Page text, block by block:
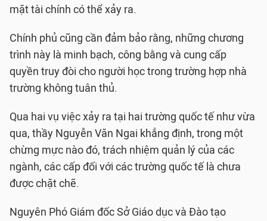
mặt tài chính có thể xảy ra.
Chính phủ cũng cần đảm bảo rằng, những chương
trình này là minh bạch, công bằng và cung cấp
quyền truy đòi cho người học trong trường hợp nhà
trường không tuân thủ.
Qua hai vụ việc xảy ra tại hai trường quốc tế như vừa
qua, thầy Nguyễn Văn Ngai khẳng định, trong một
chừng mực nào đó, trách nhiệm quản lý của các
ngành, các cấp đối với các trường quốc tế là chưa
được chặt chẽ.
Nguyên Phó Giám đốc Sở Giáo dục và Đào tạo